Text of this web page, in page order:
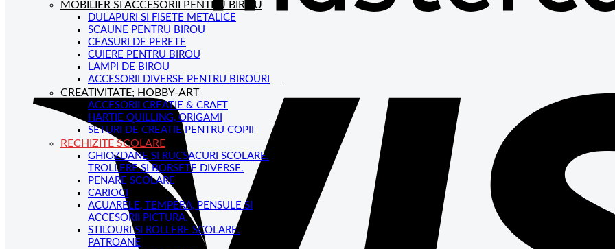
MOBILIER SI ACCESORII PENTRU BIROU
DULAPURI SI FISETE METALICE
SCAUNE PENTRU BIROU
CEASURI DE PERETE
CUIERE PENTRU BIROU
LAMPI DE BIROU
ACCESORII DIVERSE PENTRU BIROURI
CREATIVITATE; HOBBY-ART
ACCESORII CREATIE & CRAFT
HARTIE QUILLING, ORIGAMI
SETURI DE CREATIE PENTRU COPII
RECHIZITE SCOLARE
GHIOZDANE SI RUCSACURI SCOLARE.
TROLLERE SI BORSETE DIVERSE.
PENARE SCOLARE
CARIOCI
ACUARELE, TEMPERA, PENSULE SI
ACCESORII PICTURA.
STILOURI SI ROLLERE SCOLARE.
PATROANE